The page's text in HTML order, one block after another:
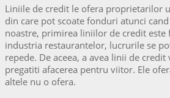
Liniile de credit le ofera proprietarilor
din care pot scoate fonduri atunci
noastre, primirea liniilor de credit este
industria restaurantelor, lucrurile se
repede. De aceea, a avea linii de credit
pregatiti afacerea pentru viitor. Ele
altele nu o ofera.